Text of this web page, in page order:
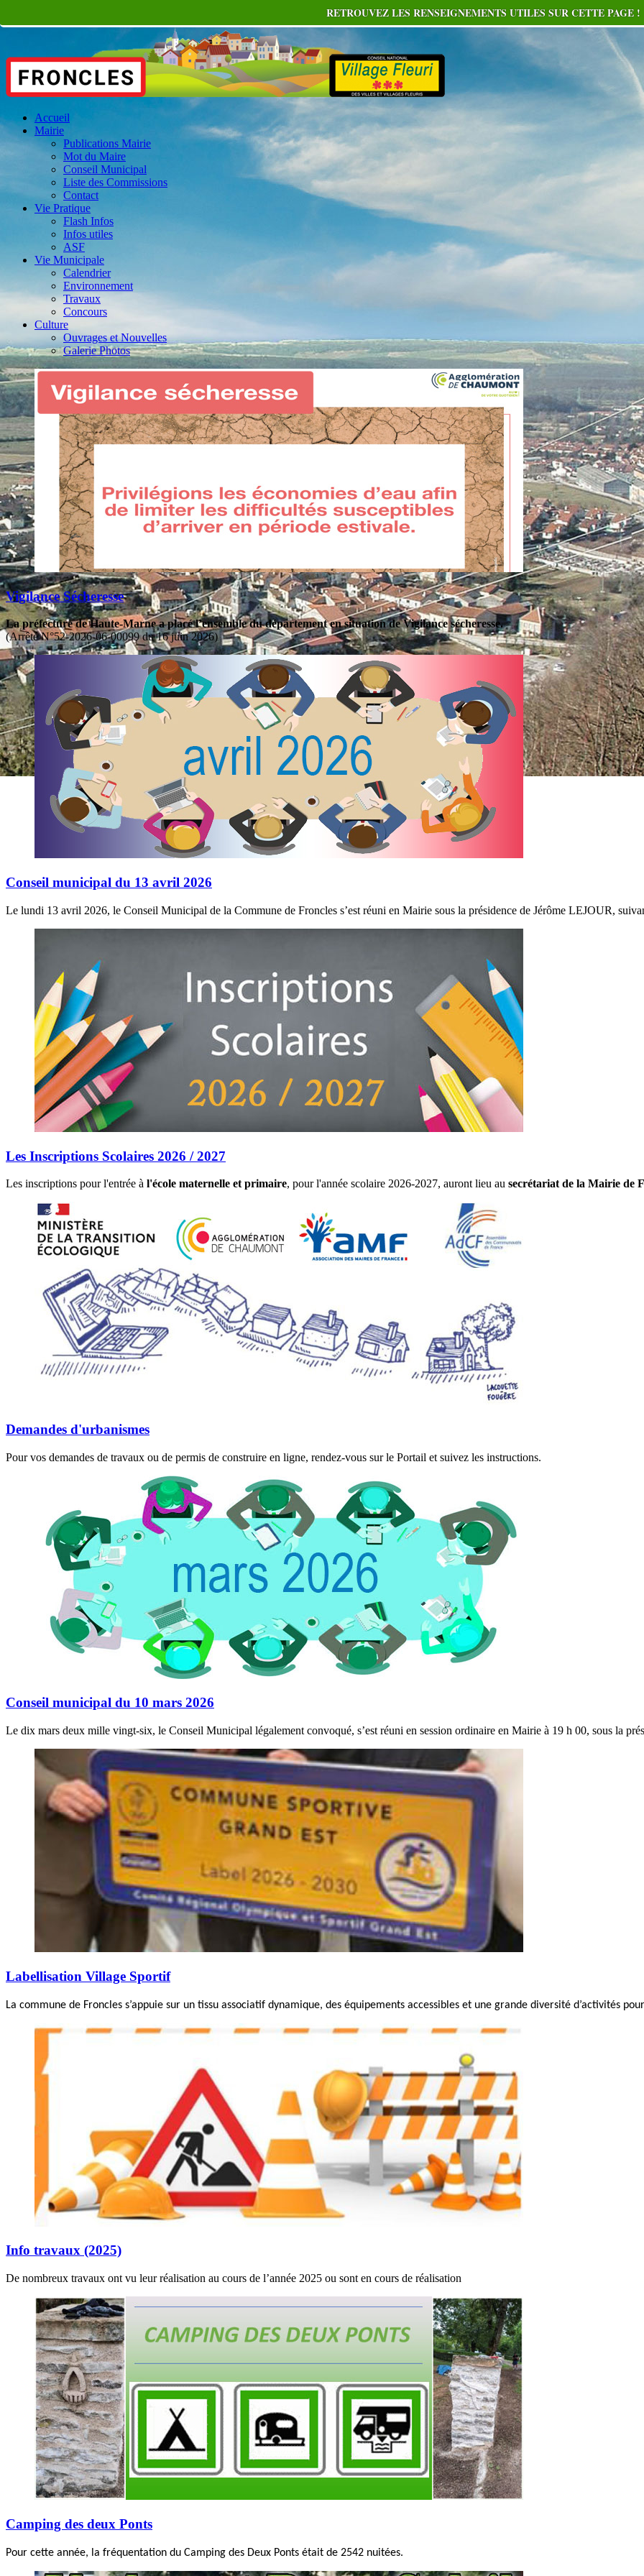
Accueil
Mairie
Publications Mairie
Mot du Maire
Conseil Municipal
Liste des Commissions
Contact
Vie Pratique
Flash Infos
Infos utiles
ASF
Vie Municipale
Calendrier
Environnement
Travaux
Concours
Culture
Ouvrages et Nouvelles
Galerie Photos
Vigilance Sécheresse
La préfecture de Haute-Marne a placé l’ensemble du département en situation de Vigilance sécheresse.
(Arrêté N°52-2026-06-00099 du 16 juin 2026)
Conseil municipal du 13 avril 2026
Le lundi 13 avril 2026, le Conseil Municipal de la Commune de Froncles s’est réuni en Mairie sous la présidence de Jérôme LEJOUR,
Les Inscriptions Scolaires 2026 / 2027
Les inscriptions pour l'entrée à l'école maternelle et primaire, pour l'année scolaire 2026-2027, auront lieu au secrétariat de la Mairie de
Demandes d'urbanismes
Pour vos demandes de travaux ou de permis de construire en ligne, rendez-vous sur le Portail et suivez les instructions.
Conseil municipal du 10 mars 2026
Le dix mars deux mille vingt-six, le Conseil Municipal légalement convoqué, s’est réuni en session ordinaire en Mairie à 19 h 00, sous la
Labellisation Village Sportif
La commune de Froncles s’appuie sur un tissu associatif dynamique, des équipements accessibles et une grande diversité d’activités
Info travaux (2025)
De nombreux travaux ont vu leur réalisation au cours de l’année 2025 ou sont en cours de réalisation
Camping des deux Ponts
Pour cette année, la fréquentation du Camping des Deux Ponts était de 2542 nuitées.
RETROUVEZ LES RENSEIGNEMENTS UTILES SUR CETTE PAGE !